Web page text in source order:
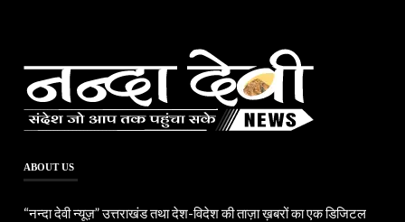
ABOUT US
“नन्दा देवी न्यूज़” उत्तराखंड तथा देश-विदेश की ताज़ा ख़बरों का एक डिजिटल